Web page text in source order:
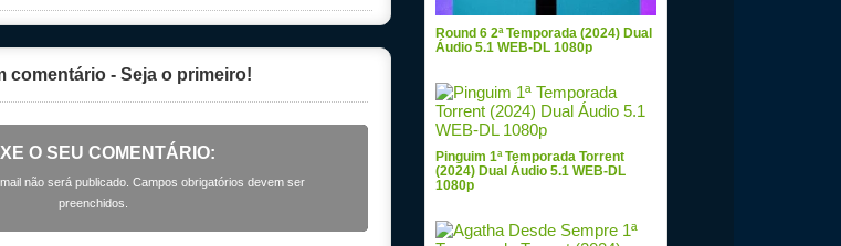
comentário - Seja o primeiro!
O SEU COMENTÁRIO:
não será publicado. Campos obrigatórios devem ser
preenchidos.
Round 6 2ª Temporada (2024) Dual
Áudio 5.1 WEB-DL 1080p
Pinguim 1ª Temporada Torrent
(2024) Dual Áudio 5.1 WEB-DL
1080p